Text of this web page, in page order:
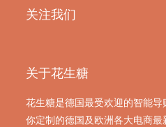
关注我们
关于花生糖
花生糖是德国最受欢迎的智能
你定制的德国及欧洲各大电商